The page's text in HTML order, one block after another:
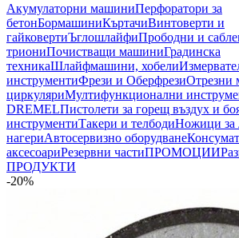
Акумулаторни машиниПерфоратори за
бетонБормашиниКъртачиВинтоверти и
гайковертиЪглошлайфиПрободни и
триониПочистващи машиниГрадинска
техникаШлайфмашини, хобели
инструментиФрези и ОберфрезиОтрезни
циркуляриМултифункционални
DREMELПистолети за горещ въздух и
инструментиТакери и телбодиНожици за
нагериАвтосервизно оборудване
аксесоариРезервни частиПРОМОЦИИ
ПРОДУКТИ
-20%